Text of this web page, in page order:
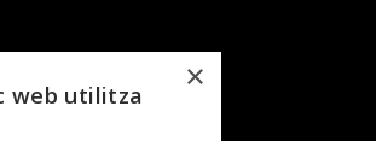
×
web utilitza